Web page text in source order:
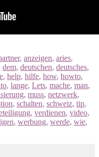
, anzeigen, aries,
dem, deutschen, deutsches,
, help, hilfe, how, howto,
, lange, Lets, mache, man,
, muss, netzwerk,
, schalten, schweiz, tip,
, verdienen, video,
, werbung, werde, wie,